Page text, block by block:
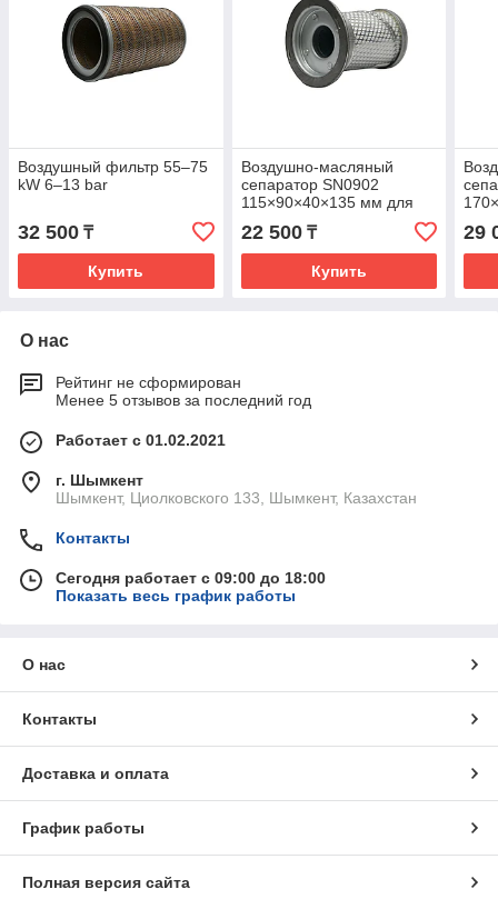
Воздушный фильтр 55–75
kW 6–13 bar
32 500 ₸
Купить
Воздушно-масляный
сепаратор SN0902
115×90×40×135 мм для
компрессоров 7.5 kW (6–
13 bar)
22 500₸
Купить
29
О нас
Рейтинг не сформирован
Менее 5 отзывов за последний год
Работает с 01.02.2021
г. Шымкент
Шымкент, Циолковского 133, Шымкент, Казахстан
Контакты
Сегодня работает с 09:00 до 18:00
Показать весь график работы
О нас
Контакты
Доставка и оплата
График работы
Полная версия сайта